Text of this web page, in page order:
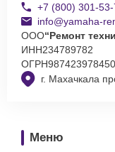
г. Махачкала
+7 (800) 301-
info@yamaha-
ООО“Ремонт
ИНН234789782
ОГРН
Меню